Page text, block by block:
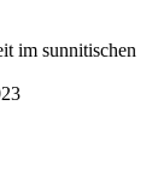
im sunnitischen